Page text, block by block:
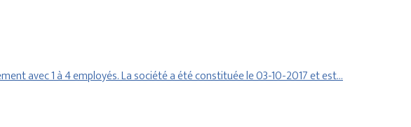
avec 1 à 4 employés. La société a été constituée le 03-10-2017 et est…